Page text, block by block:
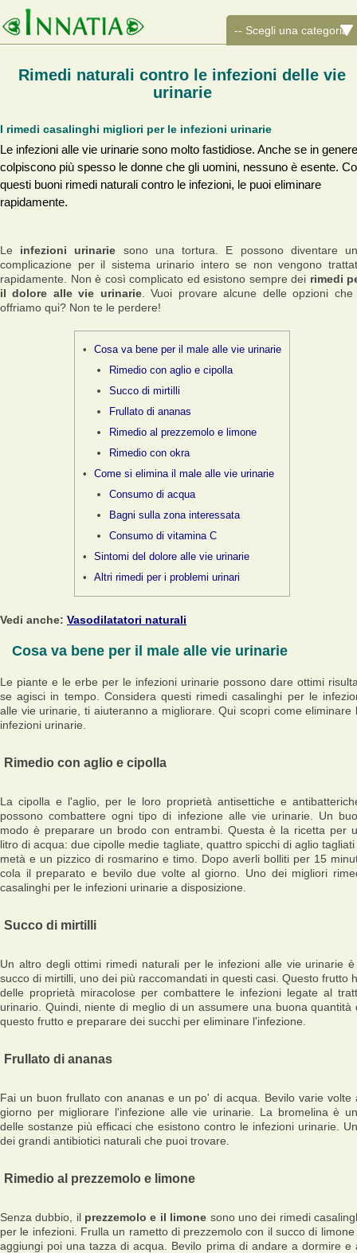
Rimedi naturali contro le infezioni delle vie
urinarie
I rimedi casalinghi migliori per le infezioni urinarie
Le infezioni alle vie urinarie sono molto fastidiose. Anche se in genere
colpiscono più spesso le donne che gli uomini, nessuno è esente.
questi buoni rimedi naturali contro le infezioni, le puoi eliminare
rapidamente.
Le infezioni urinarie sono una tortura. E possono diventare
complicazione per il sistema urinario intero se non vengono
rapidamente. Non è così complicato ed esistono sempre dei rimedi
il dolore alle vie urinarie. Vuoi provare alcune delle opzioni che
offriamo qui? Non te le perdere!
Cosa va bene per il male alle vie urinarie
Rimedio con aglio e cipolla
Succo di mirtilli
Frullato di ananas
Rimedio al prezzemolo e limone
Rimedio con okra
Come si elimina il male alle vie urinarie
Consumo di acqua
Bagni sulla zona interessata
Consumo di vitamina C
Sintomi del dolore alle vie urinarie
Altri rimedi per i problemi urinari
Vedi anche: Vasodilatatori naturali
Cosa va bene per il male alle vie urinarie
Le piante e le erbe per le infezioni urinarie possono dare ottimi
se agisci in tempo. Considera questi rimedi casalinghi per le
alle vie urinarie, ti aiuteranno a migliorare. Qui scopri come eliminare
infezioni urinarie.
Rimedio con aglio e cipolla
La cipolla e l'aglio , per le loro proprietà antisettiche e
possono combattere ogni tipo di infezione alle vie urinarie. Un
modo è preparare un brodo con entrambi. Questa è la ricetta per
litro di acqua: due cipolle medie tagliate, quattro spicchi di aglio tagliati
metà e un pizzico di rosmarino e timo . Dopo averli bolliti per 15
cola il preparato e bevilo due volte al giorno. Uno dei migliori
casalinghi per le infezioni urinarie a disposizione.
Succo di mirtilli
Un altro degli ottimi rimedi naturali per le infezioni alle vie urinarie
succo di mirtilli , uno dei più raccomandati in questi casi. Questo frutto
delle proprietà miracolose per combattere le infezioni legate al
urinario. Quindi, niente di meglio di un assumere una buona quantità
questo frutto e preparare dei succhi per eliminare l'infezione.
Frullato di ananas
Fai un buon frullato con ananas e un po' di acqua. Bevilo varie volte
giorno per migliorare l'infezione alle vie urinarie. La bromelina è
delle sostanze più efficaci che esistono contro le infezioni urinarie.
dei grandi antibiotici naturali che puoi trovare.
Rimedio al prezzemolo e limone
Senza dubbio, il prezzemolo e il limone sono uno dei rimedi
per le infezioni. Frulla un rametto di prezzemolo con il succo di limone
aggiungi poi una tazza di acqua. Bevilo prima di andare a dormire e